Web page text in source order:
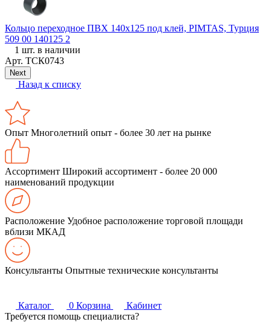
Кольцо переходное ПВХ 140х125 под клей, PIMTAS, Турция
509 00 140125 2
1 шт. в наличии
Арт. ТСК0743
Next
Назад к списку
Опыт Многолетний опыт - более 30 лет на рынке
Ассортимент Широкий ассортимент - более 20 000
наименований продукции
Расположение Удобное расположение торговой площади
вблизи МКАД
Консультанты Опытные технические консультанты
Каталог 0 Корзина
Кабинет
Требуется помощь специалиста?